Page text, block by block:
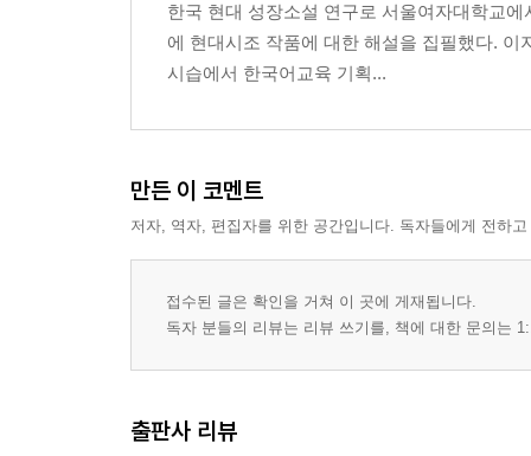
한국 현대 성장소설 연구로 서울여자대학교
에 현대시조 작품에 대한 해설을 집필했다.
시습에서 한국어교육 기획...
만든 이 코멘트
저자, 역자, 편집자를 위한 공간입니다. 독자들에게 전하
접수된 글은 확인을 거쳐 이 곳에 게재됩니다.
독자 분들의 리뷰는 리뷰 쓰기를, 책에 대한 문의는
출판사 리뷰